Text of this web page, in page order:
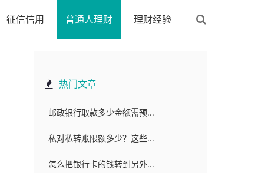
征信信用 普通人理财 理财经验
热门文章
邮政银行取款多少金额需预...
私对私转账限额多少？这些...
怎么把银行卡的钱转到另外...